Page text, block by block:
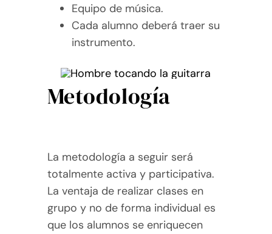
Equipo de música.
Cada alumno deberá traer su
instrumento.
Metodología
La metodología a seguir será
totalmente activa y participativa.
La ventaja de realizar clases en
grupo y no de forma individual es
que los alumnos se enriquecen